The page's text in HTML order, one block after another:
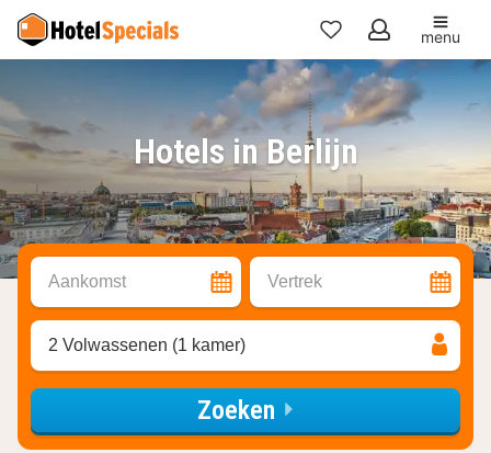
Mijn
favorieten
menu
Hotels in Berlijn
Aankomst Vertrek
2 Volwassenen (1 kamer)
Zoeken